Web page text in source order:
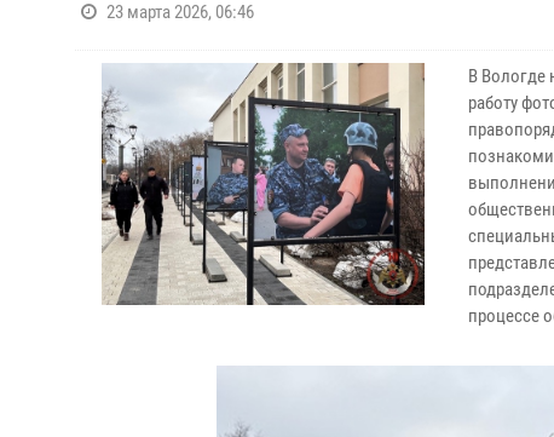
23 марта 2026, 06:46
В Вологде
работу
процессе